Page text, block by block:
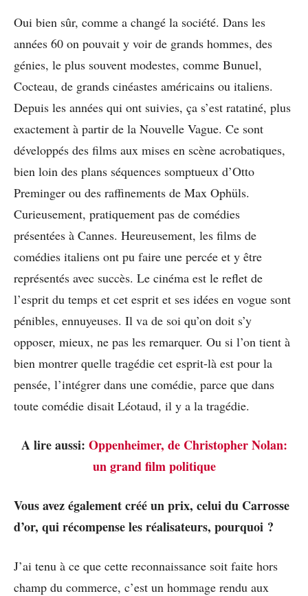
Oui bien sûr, comme a changé la société. Dans les
années 60 on pouvait y voir de grands hommes, des
génies, le plus souvent modestes, comme Bunuel,
Cocteau, de grands cinéastes américains ou italiens.
Depuis les années qui ont suivies, ça s’est ratatiné, plus
exactement à partir de la Nouvelle Vague. Ce sont
développés des films aux mises en scène acrobatiques,
bien loin des plans séquences somptueux d’Otto
Preminger ou des raffinements de Max Ophüls.
Curieusement, pratiquement pas de comédies
présentées à Cannes. Heureusement, les films de
comédies italiens ont pu faire une percée et y être
représentés avec succès. Le cinéma est le reflet de
l’esprit du temps et cet esprit et ses idées en vogue sont
pénibles, ennuyeuses. Il va de soi qu’on doit s’y
opposer, mieux, ne pas les remarquer. Ou si l’on tient à
bien montrer quelle tragédie cet esprit-là est pour la
pensée, l’intégrer dans une comédie, parce que dans
toute comédie disait Léotaud, il y a la tragédie.
A lire aussi: Oppenheimer, de Christopher Nolan:
un grand film politique
Vous avez également créé un prix, celui du Carrosse
d’or, qui récompense les réalisateurs, pourquoi ?
J’ai tenu à ce que cette reconnaissance soit faite hors
champ du commerce, c’est un hommage rendu aux